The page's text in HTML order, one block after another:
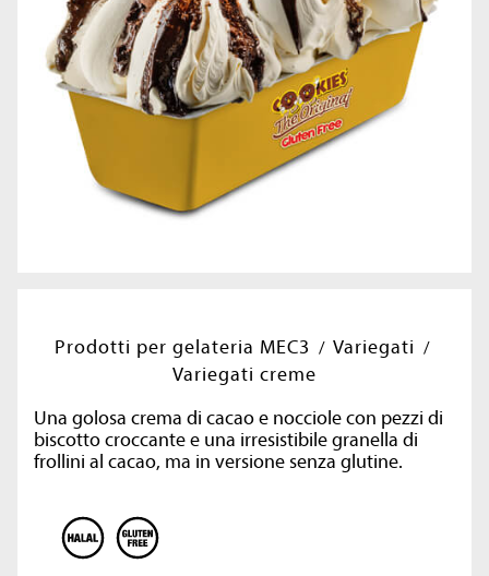
Prodotti per gelateria MEC3
Variegati
Variegati creme
Una golosa crema di cacao e nocciole con pezzi di
biscotto croccante e una irresistibile granella di
frollini al cacao, ma in versione senza glutine.